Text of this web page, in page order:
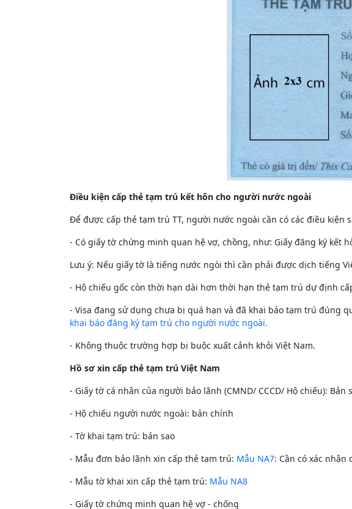
Điều kiện cấp thẻ tạm trú kết hôn cho người nước ngoài
Để được cấp thẻ tạm trú TT, người nước ngoài cần có các điều kiện
- Có giấy tờ chứng minh quan hệ vợ, chồng, như: Giấy đăng ký kết
Lưu ý: Nếu giấy tờ là tiếng nước ngòi thì cần phải được dịch tiếng
- Hộ chiếu gốc còn thời hạn dài hơn thời hạn thẻ tạm trú dự định
- Visa đang sử dụng chưa bị quá hạn và đã khai báo tạm trú đúng
khai báo đăng ký tạm trú cho người nước ngoài.
- Không thuộc trường hợp bị buộc xuất cảnh khỏi Việt Nam.
Hồ sơ xin cấp thẻ tạm trú Việt Nam
- Giấy tờ cá nhân của người bảo lãnh (CMND/ CCCD/ Hộ chiếu): Bản
- Hộ chiếu người nước ngoài: bản chính
- Tờ khai tạm trú: bản sao
- Mẫu đơn bảo lãnh xin cấp thẻ tạm trú: Mẫu NA7: Cần có xác
- Mẫu tờ khai xin cấp thẻ tạm trú: Mẫu NA8
- Giấy tờ chứng minh quan hệ vợ - chống